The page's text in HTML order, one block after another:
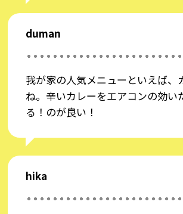
duman
我が家の人気メニューといえば、
ね。辛いカレーをエアコンの効い
る！のが良い！
hika